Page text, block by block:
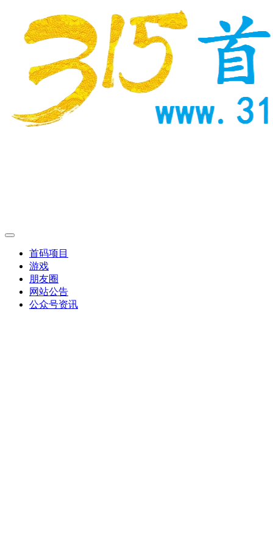
首码项目
游戏
朋友圈
网站公告
公众号资讯